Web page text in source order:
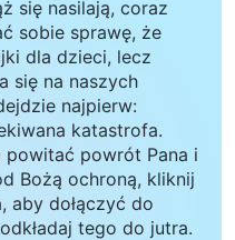
się nasilają, coraz
sobie sprawę, że
dla dzieci, lecz
się na naszych
najpierw:
katastrofa.
powrót Pana i
Bożą ochroną, kliknij
aby dołączyć do
tego do jutra.